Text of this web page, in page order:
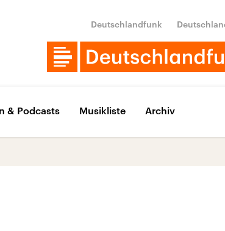
Deutschlandfunk
& Podcasts Musikliste Archiv